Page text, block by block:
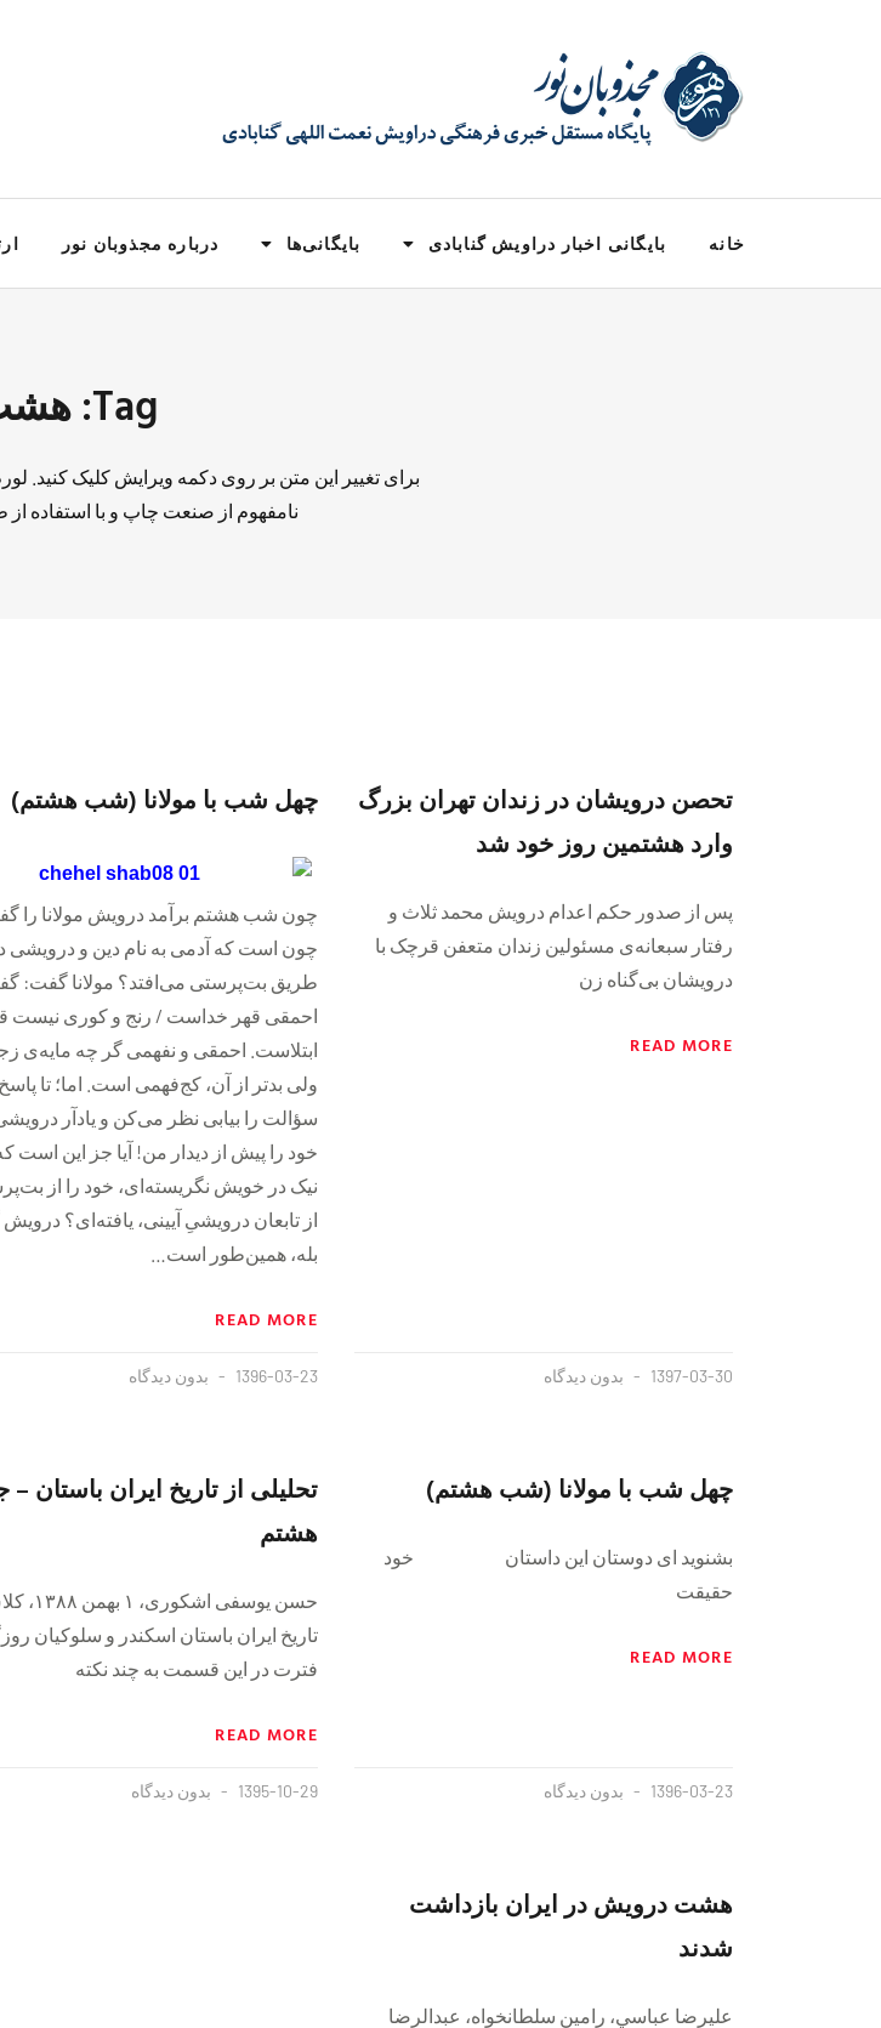
خانه بایگانی اخبار دراویش گنابادی بایگانی‌ها درباره مجذوبان نور
Tag: هشت
برای تغییر این متن بر روی دکمه ویرایش کلیک کنید.
نامفهوم از صنعت چاپ و با استفاده
تحصن درویشان در زندان تهران بزرگ
وارد هشتمین روز خود شد
پس از صدور حکم اعدام درویش محمد ثلاث و
رفتار سبعانه‌ی مسئولین زندان متعفن قرچک با
درویشان بی‌گناه زن
READ MORE
1397-03-30 بدون دیدگاه
چهل شب با مولانا (شب هشتم)
چون شب هشتم برآمد درویش مولانا را
چون است که آدمی به نام دین و درویشی
طریق بت‌پرستی می‌افتد؟ مولانا گفت:
احمقی قهر خداست / رنج و کوری نیست
ابتلاست. احمقی و نفهمی گر چه مایه‌ی
ولی بدتر از آن، کج‌فهمی است. اما؛ تا پاسخ
سؤالت را بیابی نظر می‌کن و یادآر
خود را پیش از دیدار من! آیا جز این است
نیک در خویش نگریسته‌ای، خود را از
از تابعان درویشیِ آیینی، یافته‌ای؟
بله، همین‌طور است…
READ MORE
1396-03-23 بدون دیدگاه
چهل شب با مولانا (شب هشتم)
بشنوید ای دوستان این داستان خود
حقیقت
READ MORE
1396-03-23 بدون دیدگاه
تحلیلی از تاریخ ایران باستان
هشتم
حسن یوسفی اشکوری،
تاریخ ایران باستان اسکندر و سلوکیان
فترت در این قسمت به چند نکته
READ MORE
1395-10-29 بدون دیدگاه
هشت درويش در ايران بازداشت
شدند
عليرضا عباسي، رامين سلطانخواه، عبدالرضا